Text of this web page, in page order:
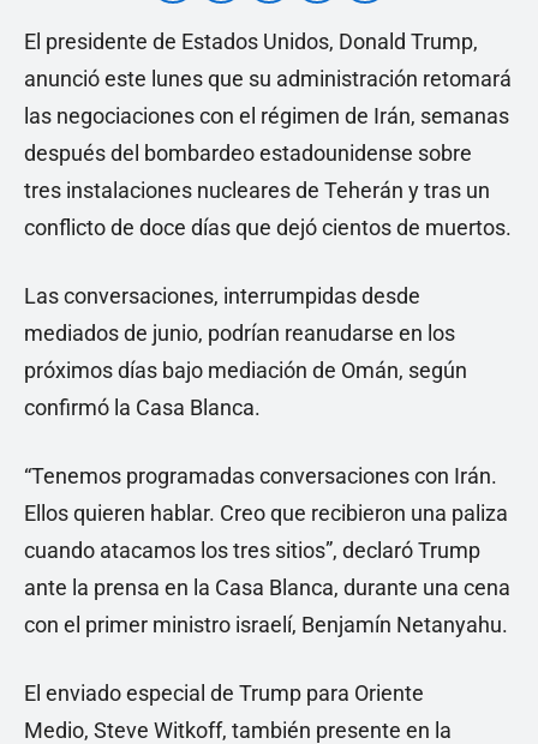
El presidente de Estados Unidos, Donald Trump,
anunció este lunes que su administración retomará
las negociaciones con el régimen de Irán, semanas
después del bombardeo estadounidense sobre
tres instalaciones nucleares de Teherán y tras un
conflicto de doce días que dejó cientos de muertos.
Las conversaciones, interrumpidas desde
mediados de junio, podrían reanudarse en los
próximos días bajo mediación de Omán, según
confirmó la Casa Blanca.
“Tenemos programadas conversaciones con Irán.
Ellos quieren hablar. Creo que recibieron una paliza
cuando atacamos los tres sitios”, declaró Trump
ante la prensa en la Casa Blanca, durante una cena
con el primer ministro israelí, Benjamín Netanyahu.
El enviado especial de Trump para Oriente
Medio, Steve Witkoff, también presente en la